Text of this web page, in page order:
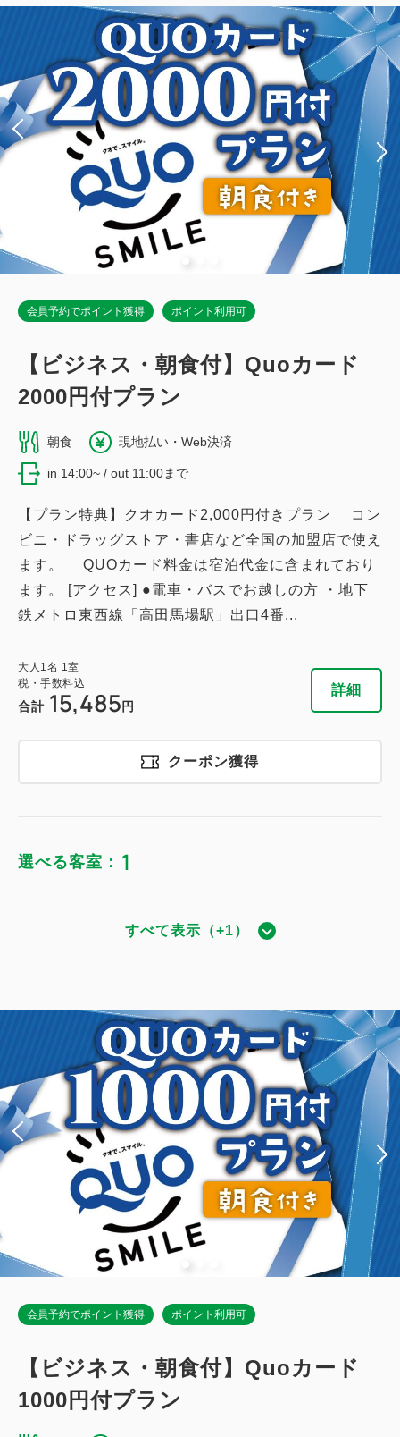
税・手数料込
会員価格 16,435 円
大人1名
室
税・手数料込
合計 17,300円
15.5～19.6平米 1~2名
ダブルサイズ / 幅131-150cm×1
Wi-Fiあり（無料）
今すぐ予約
会員予約でポイント獲得 ポイント利用可
【ビジネス・朝食付】Quoカード
2000円付プラン
朝食 現地払い・Web決済
in 14:00~ / out 11:00まで
【プラン特典】クオカード2,000円付きプラン コン
ビニ・ドラッグストア・書店など全国の加盟店で使え
ます。 QUOカード料金は宿泊代金に含まれており
ます。 [アクセス] ●電車・バスでお越しの方 ・地下
鉄メトロ東西線「高田馬場駅」出口4番...
大人 1名 1室
税・手数料込
合計 15,485 円
詳細
クーポン獲得
選べる客室： 1
税・手数料込
会員価格 15,485 円
大人1名
室
税・手数料込
合計 16,300円
15.5～19.6平米 1~2名
ダブルサイズ / 幅131-150cm×1
Wi-Fiあり（無料）
今すぐ予約
すべて表示（+1）
会員予約でポイント獲得 ポイント利用可
【ビジネス・朝食付】Quoカード
1000円付プラン